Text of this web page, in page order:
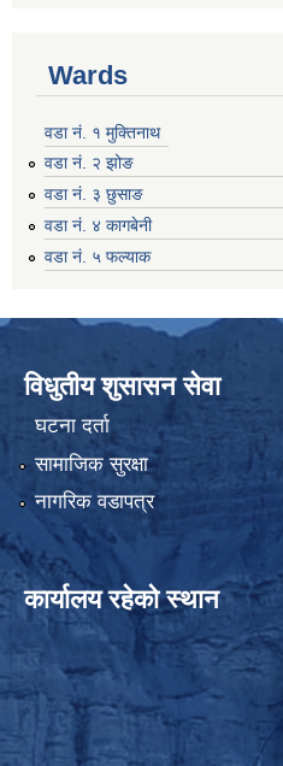
Wards
वडा नं. १ मुक्तिनाथ
वडा नं. २ झोङ
वडा नं. ३ छुसाङ
वडा नं. ४ कागबेनी
वडा नं. ५ फल्याक
विधुतीय शुसासन सेवा
घटना दर्ता
सामाजिक सुरक्षा
नागरिक वडापत्र
कार्यालय रहेको स्थान